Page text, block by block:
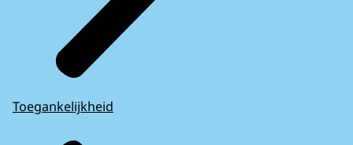
Toegankelijkheid